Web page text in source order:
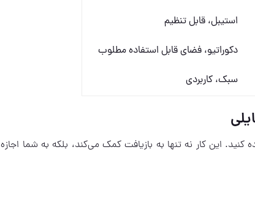
استیبل، قابل تنظیم
دکوراتیو، فضای قابل استفاده مطلوب
سبک، کاربردی
این کار نه تنها به بازیافت کمک می‌کند، بلکه به شما اجازه